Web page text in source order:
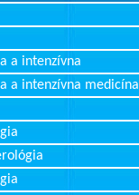
a intenzívna
a intenzívna medicína